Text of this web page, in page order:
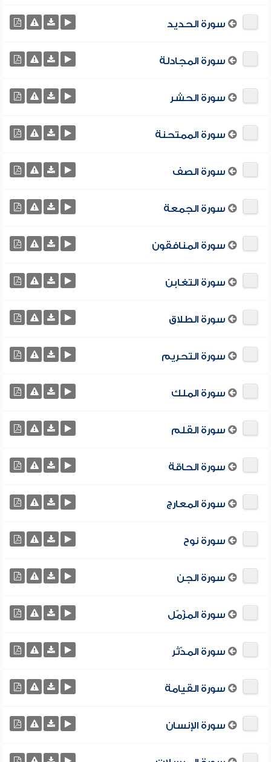
سورة الحديد
سورة المجادلة
سورة الحشر
سورة الممتحنة
سورة الصف
سورة الجمعة
سورة المنافقون
سورة التغابن
سورة الطلاق
سورة التحريم
سورة الملك
سورة القلم
سورة الحاقة
سورة المعارج
سورة نوح
سورة الجن
سورة المزّمّل
سورة المدّثر
سورة القيامة
سورة الإنسان